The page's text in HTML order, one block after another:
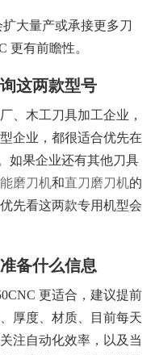
扩大量产或承接更多刀
更有前瞻性。
这两款型号
、木工刀具加工企业，
企业，都很适合优先在
如果企业还有其他刀具
磨刀机和直刀磨刀机的
先看这两款专用机型会
备什么信息
更适合，建议提前
厚度、材质、目前每天
注自动化效率，以及当